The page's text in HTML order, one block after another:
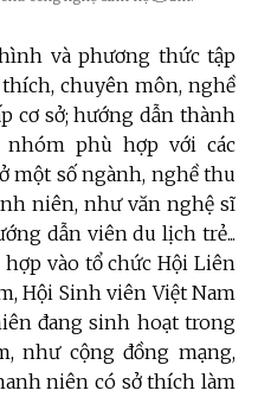
và phương thức tập
chuyên môn, nghề
cơ sở; hướng dẫn thành
nhóm phù hợp với các
một số ngành, nghề thu
niên, như văn nghệ sĩ
dẫn viên du lịch trẻ...
hợp vào tổ chức Hội Liên
Hội Sinh viên Việt Nam
đang sinh hoạt trong
như cộng đồng mạng,
niên có sở thích làm